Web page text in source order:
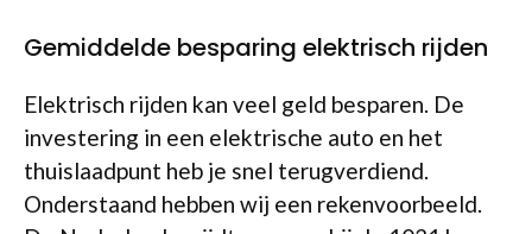
Gemiddelde besparing elektrisch rijden
Elektrisch rijden kan veel geld besparen. De
investering in een elektrische auto en het
thuislaadpunt heb je snel terugverdiend.
Onderstaand hebben wij een rekenvoorbeeld.